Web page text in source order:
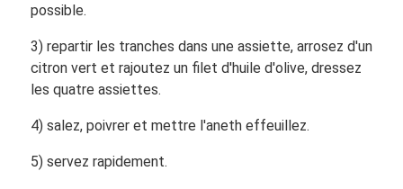
possible.
3) repartir les tranches dans une assiette, arrosez d'un
citron vert et rajoutez un filet d'huile d'olive, dressez
les quatre assiettes.
4) salez, poivrer et mettre l'aneth effeuillez.
5) servez rapidement.